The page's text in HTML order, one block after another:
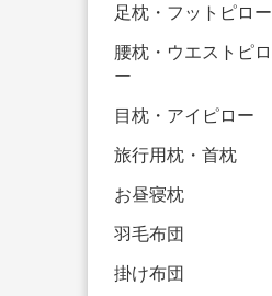
足枕・フットピロー
腰枕・ウエストピロ
ー
目枕・アイピロー
旅行用枕・首枕
お昼寝枕
羽毛布団
掛け布団